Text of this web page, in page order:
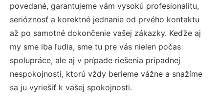
povedané, garantujeme vám vysokú profesionalitu,
serióznosť a korektné jednanie od prvého kontaktu
až po samotné dokončenie vašej zákazky. Keďže aj
my sme iba ľudia, sme tu pre vás nielen počas
spolupráce, ale aj v prípade riešenia prípadnej
nespokojnosti, ktorú vždy berieme vážne a snažíme
sa ju vyriešiť k vašej spokojnosti.